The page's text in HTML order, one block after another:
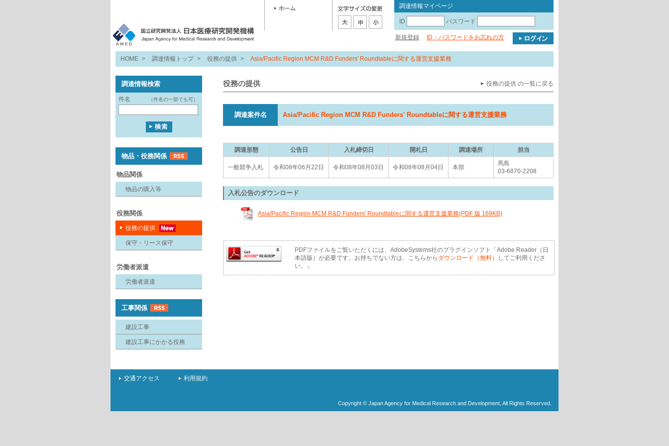
調達情報マイページ
ID パスワード
新規登録 ID・パスワードをお忘れの方
HOME > 調達情報トップ > 役務の提供 > Asia/Pacific Region MCM R&D Funders' Roundtableに関する運営支援業務
調達情報検索
件名 （件名の一部でも可）
物品・役務関係
物品関係
物品の購入等
役務関係
役務の提供
保守・リース保守
労働者派遣
労働者派遣
工事関係
建設工事
建設工事にかかる役務
役務の提供 役務の提供 の一覧に戻る
調達案件名 Asia/Pacific Region MCM R&D Funders' Roundtableに関する運営支援業務
調達形態 公告日 入札締切日 開札日 調達場所 担当
一般競争入札 令和08年06月22日 令和08年08月03日 令和08年08月04日 本部
馬島
03-6870-2208
入札公告のダウンロード
Asia/Pacific Region MCM R&D Funders' Roundtableに関する運営支援業務(PDF 版 169KB)
PDFファイルをご覧いただくには、AdobeSystems社のプラグインソフト「Adobe Reader（日
本語版）が必要です。お持ちでない方は、こちらから ダウンロード（無料）
してご利用くださ
い。」
交通アクセス 利用規約
Copyright © Japan Agency for Medical Research and Development, All Rights Reserved.